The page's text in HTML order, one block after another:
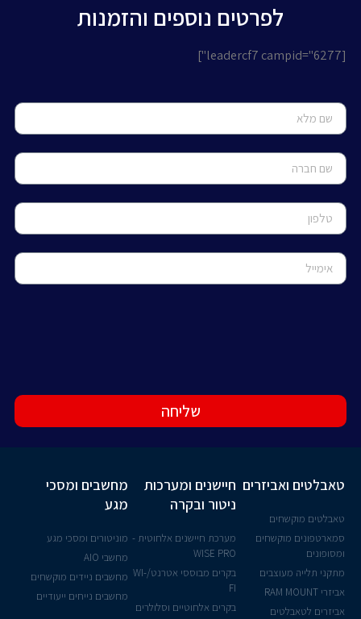
לפרטים נוספים והזמנות
[leadercf7 campid="6277"]
שליחה
טאבלטים ואביזרים
טאבלטים מוקשחים
סמארטפונים מוקשחים
ומסופונים
מתקני תלייה מעוצבים
אביזרי RAM MOUNT
אביזרים לטאבלטים
חיישנים ומערכות
ניטור ובקרה
מערכת חיישנים אלחוטית -
WISE PRO
בקרים מבוססי אטרנט/WI-
FI
בקרים אלחוטיים וסלולרים
מחשבים ומסכי
מגע
מוניטורים ומסכי מגע
מחשבי AIO
מחשבים ניידים מוקשחים
מחשבים נייחים ייעודיים